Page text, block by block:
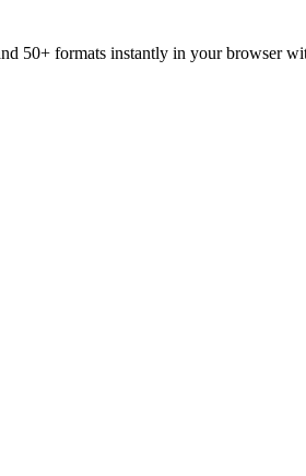
50+ formats instantly in your browser